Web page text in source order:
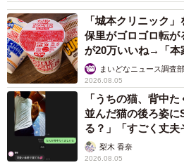
「城本クリニック
保里がゴロゴロ転が
が20万いいね→「本
いいねまいどなニュース調査部
2026.08.05
「うちの猫、背中
並んだ猫の後ろ姿
る？」「すごく丈夫
梨木 香奈
2026.08.05